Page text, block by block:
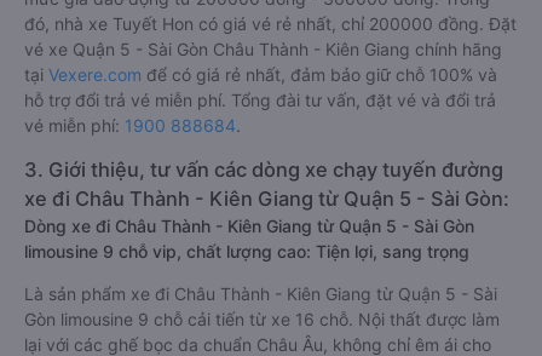
đó, nhà xe Tuyết Hon có giá vé rẻ nhất, chỉ 200000 đồng. Đặt
vé xe Quận 5 - Sài Gòn Châu Thành - Kiên Giang chính hãng
tại Vexere.com để có giá rẻ nhất, đảm bảo giữ chỗ 100% và
hỗ trợ đổi trả vé miễn phí. Tổng đài tư vấn, đặt vé và đổi trả
vé miễn phí: 1900 888684.
3. Giới thiệu, tư vấn các dòng xe chạy tuyến đường
xe đi Châu Thành - Kiên Giang từ Quận 5 - Sài Gòn:
Dòng xe đi Châu Thành - Kiên Giang từ Quận 5 - Sài Gòn
limousine 9 chỗ vip, chất lượng cao: Tiện lợi, sang trọng
Là sản phẩm xe đi Châu Thành - Kiên Giang từ Quận 5 - Sài
Gòn limousine 9 chỗ cải tiến từ xe 16 chỗ. Nội thất được làm
lại với các ghế bọc da chuẩn Châu Âu, không chỉ êm ái cho